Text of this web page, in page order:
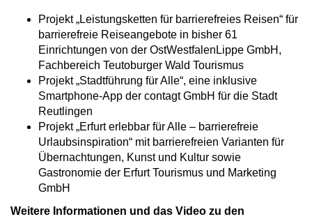
t
Projekt „Leistungsketten für barrierefreies Reisen“ für
barrierefreie Reiseangebote in bisher 61
Einrichtungen von der OstWestfalenLippe GmbH,
Fachbereich Teutoburger Wald Tourismus
Projekt „Stadtführung für Alle“, eine inklusive
Smartphone-App der contagt GmbH für die Stadt
Reutlingen
Projekt „Erfurt erlebbar für Alle – barrierefreie
Urlaubsinspiration“ mit barrierefreien Varianten für
Übernachtungen, Kunst und Kultur sowie
Gastronomie der Erfurt Tourismus und Marketing
GmbH
Weitere Informationen und das Video zu den